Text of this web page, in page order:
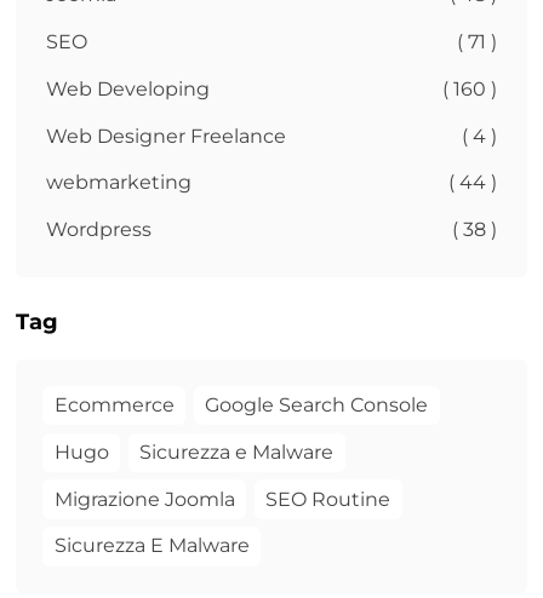
SEO ( 71 )
Web Developing ( 160 )
Web Designer Freelance ( 4 )
webmarketing ( 44 )
Wordpress ( 38 )
Tag
Ecommerce Google Search Console
Hugo Sicurezza e Malware
Migrazione Joomla SEO Routine
Sicurezza E Malware